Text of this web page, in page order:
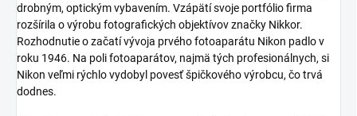
drobným, optickým vybavením. Vzápätí svoje portfólio firma
rozšírila o výrobu fotografických objektívov značky Nikkor.
Rozhodnutie o začatí vývoja prvého fotoaparátu Nikon padlo v
roku 1946. Na poli fotoaparátov, najmä tých profesionálnych, si
Nikon veľmi rýchlo vydobyl povesť špičkového výrobcu, čo trvá
dodnes.